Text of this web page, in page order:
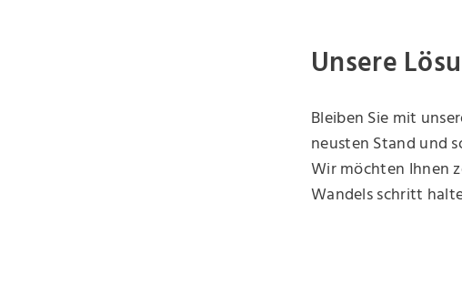
Unsere
Bleiben Sie mit
neusten Stand und
Wir möchten Ihnen
Wandels schritt